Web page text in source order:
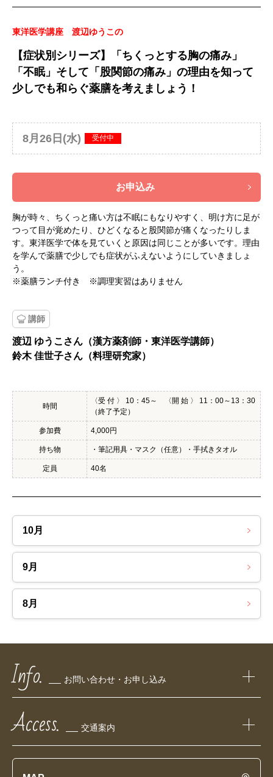
東洋医学講座 渡辺ゆうこの
【症状別シリーズ】「ちくっとする胸の痛み」
「不眠」そして「股関節の痛み」の理由を知って
少しでも和らぐ薬膳を考えましょう！
8月26日(水) 受付中
お申込み
胸が時々、ちくっと痛い方は不眠にもなりやすく、明け方に足が
つって目が覚めたり、ひどくなると股関節が痛くなったりしま
す。東洋医学で体を見ていくと原因は同じことが多いです。理由
を学んで薬膳で少しでも症状がふえないようにしていきましょ
う。
※薬膳ランチ付き ※調理実習はありません
講師
渡辺 ゆうこさん（漢方薬剤師・東洋医学講師）
鈴木 佳世子さん（料理研究家）
時間
〈受 付 〉 10：45～ 〈開 始 〉 11：00～13：30
（終了予定）
参加費 4,000円
持ち物 ・筆記用具・マスク（任意）・手拭きタオル
定員 40名
10月
9月
8月
Info. お問い合わせ・お申し込み
Access. 交通案内